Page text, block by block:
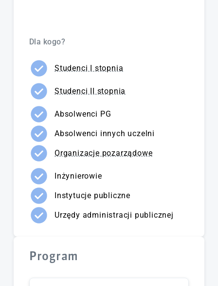
Dla kogo?
Studenci I stopnia
Studenci II stopnia
Absolwenci PG
Absolwenci innych uczelni
Organizacje pozarządowe
Inżynierowie
Instytucje publiczne
Urzędy administracji publicznej
Program